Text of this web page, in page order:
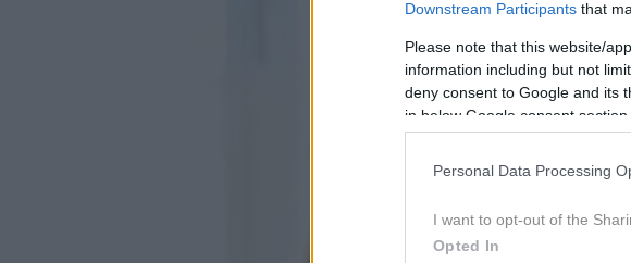
Downstream Participants that
Please note that this website/
information including but not
deny consent to Google and its
in below Google consent section.
Personal Data Processing
I want to opt-out of the
Opted In